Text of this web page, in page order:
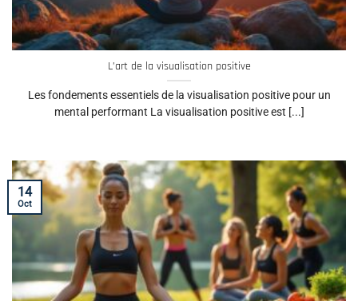
L’art de la visualisation positive
Les fondements essentiels de la visualisation positive pour un
mental performant La visualisation positive est [...]
14
Oct